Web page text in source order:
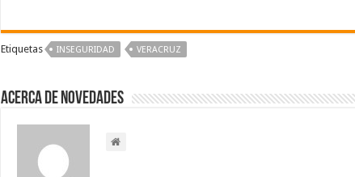
Etiquetas INSEGURIDAD VERACRUZ
Acerca de NOVEDADES